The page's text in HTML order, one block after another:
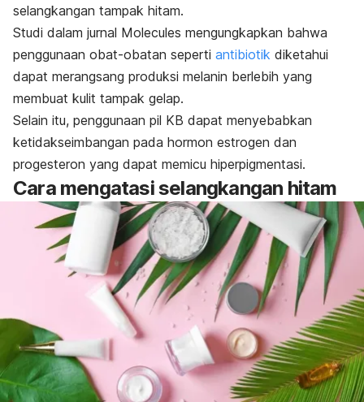
selangkangan tampak hitam.
Studi dalam jurnal Molecules mengungkapkan bahwa
penggunaan obat-obatan seperti antibiotik diketahui
dapat merangsang produksi melanin berlebih yang
membuat kulit tampak gelap.
Selain itu, penggunaan pil KB dapat menyebabkan
ketidakseimbangan pada hormon estrogen dan
progesteron yang dapat memicu hiperpigmentasi.
Cara mengatasi selangkangan hitam